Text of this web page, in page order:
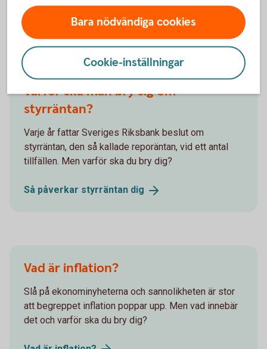
Andra läser också
Varför ska man bry sig om
styrräntan?
Varje år fattar Sveriges Riksbank beslut om
styrräntan, den så kallade reporäntan, vid ett antal
tillfällen. Men varför ska du bry dig?
Så påverkar styrräntan dig
Vad är inflation?
Slå på ekonominyheterna och sannolikheten är stor
att begreppet inflation poppar upp. Men vad innebär
det och varför ska du bry dig?
Bara nödvändiga cookies
Cookie-inställningar